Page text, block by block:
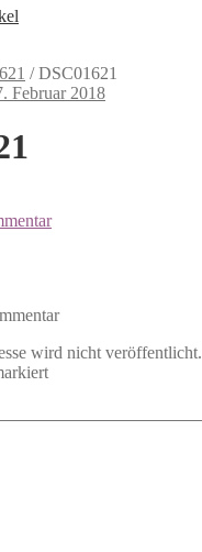
/DSC01621
Februar 2018
wird nicht veröffentlicht.